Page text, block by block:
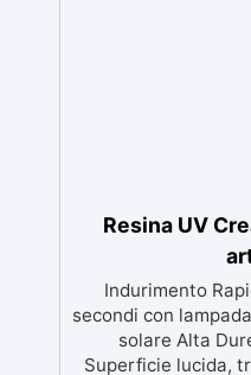
Resina UV
Indurimento
secondi con
solare Alta
Superficie lucida,